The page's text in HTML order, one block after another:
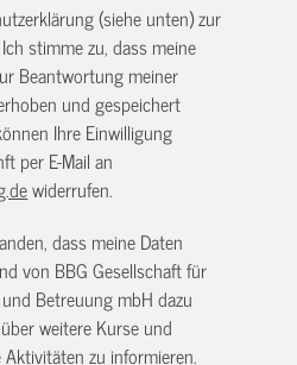
(siehe unten) zur
stimme zu, dass meine
Beantwortung meiner
und gespeichert
Ihre Einwilligung
per E-Mail an
widerrufen.
dass meine Daten
von BBG Gesellschaft für
Betreuung mbH dazu
weitere Kurse und
zu informieren.